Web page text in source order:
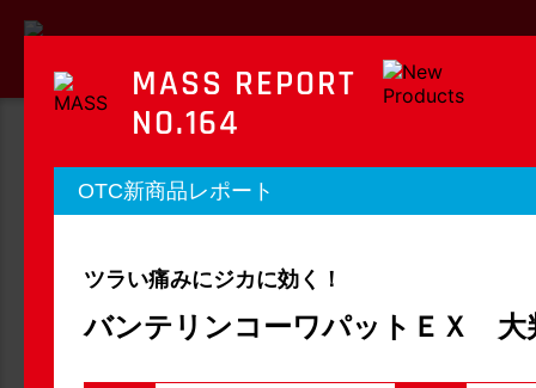
MASS REPORT
マスレポート
OTC新商品レポート 店頭観察レポート
MASS REPORT
NO.164
OTC新商品レポート
ツラい痛みにジカに効く！
バンテリンコーワパットＥＸ 大